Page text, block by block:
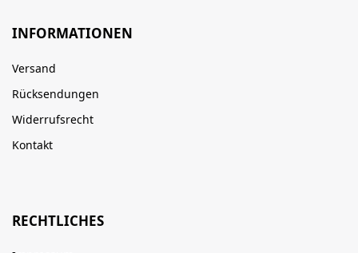
INFORMATIONEN
Versand
Rücksendungen
Widerrufsrecht
Kontakt
RECHTLICHES